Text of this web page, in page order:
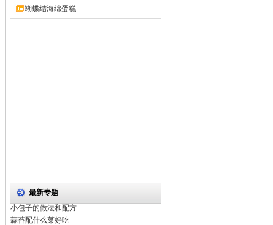
蝴蝶结海绵蛋糕
最新专题
小包子的做法和配方
蒜苔配什么菜好吃